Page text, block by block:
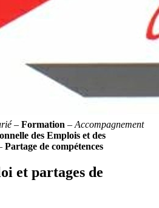
– Formation – Accompagnement
des Emplois et des
Partage de compétences
et partages de